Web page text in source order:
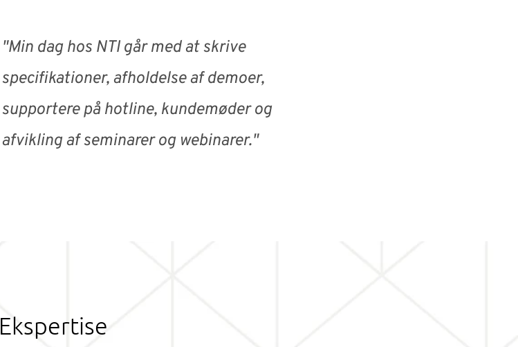
"Min dag hos NTI går med at skrive
specifikationer, afholdelse af demoer,
supportere på hotline, kundemøder og
afvikling af seminarer og webinarer."
Ekspertise